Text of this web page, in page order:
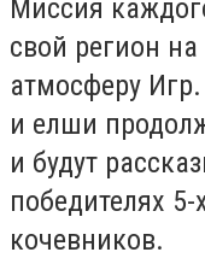
Миссия
свой регион
атмосферу
и елши
и будут
победителях
кочевников.